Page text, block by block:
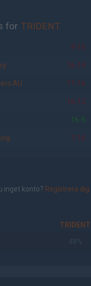
for TRIDENT
9-16
16-14
11-16
16-12
16-5
7-16
inget konto? Registrera dig
TRIDENT
48%